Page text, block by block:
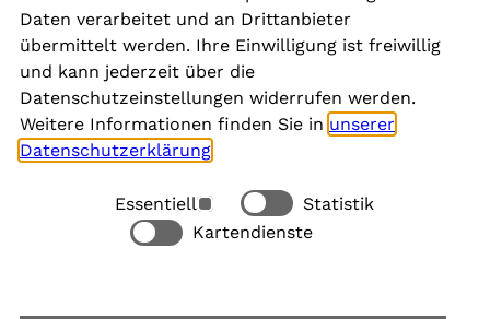
Newsletter
Social Media
Rechtliches
Daten verarbeitet und an Drittanbieter
übermittelt werden. Ihre Einwilligung ist freiwillig
und kann jederzeit über die
Datenschutzeinstellungen widerrufen werden.
Weitere Informationen finden Sie in unserer
Datenschutzerklärung
Essentiell
Statistik
Kartendienste